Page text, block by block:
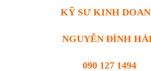
KỸ SƯ KINH
NGUYỄN ĐÌNH
090 127 1494